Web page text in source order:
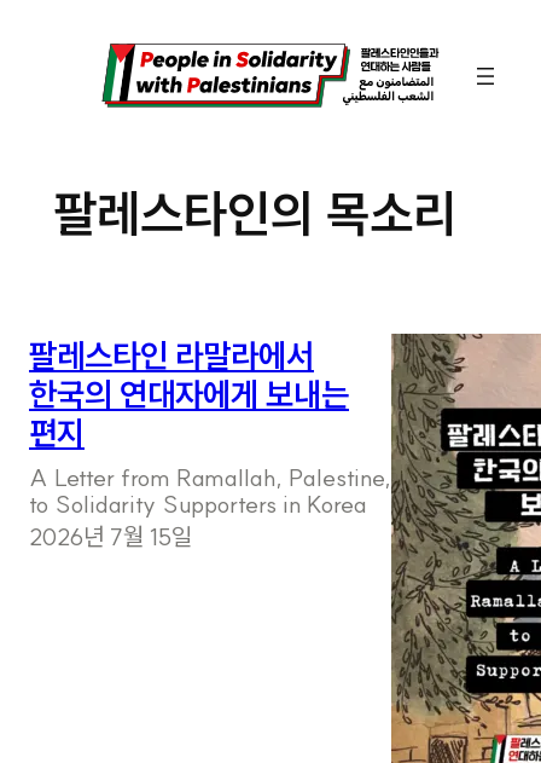
팔레스타인의 목소리
팔레스타인 라말라에서
한국의 연대자에게 보내는
편지
A Letter from Ramallah, Palestine,
to Solidarity Supporters in Korea
2026년 7월 15일